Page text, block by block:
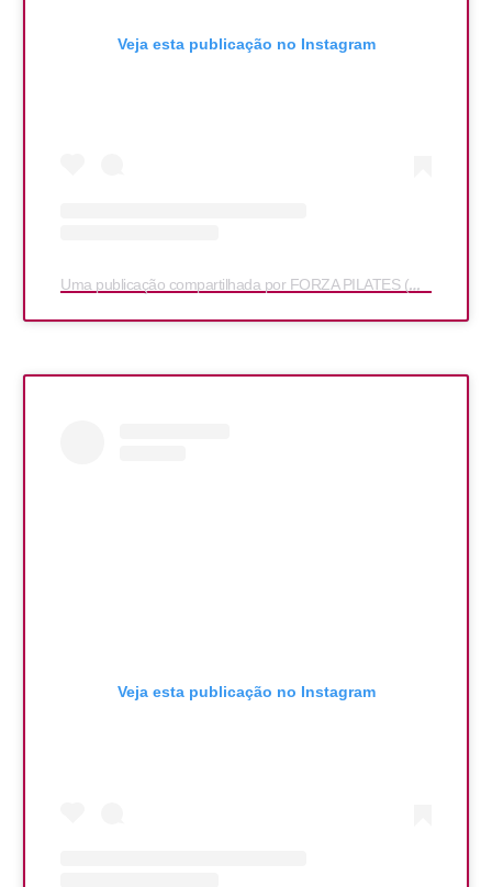
Veja esta publicação no Instagram
Uma publicação compartilhada por FORZA PILATES (@forzapilates)
Veja esta publicação no Instagram